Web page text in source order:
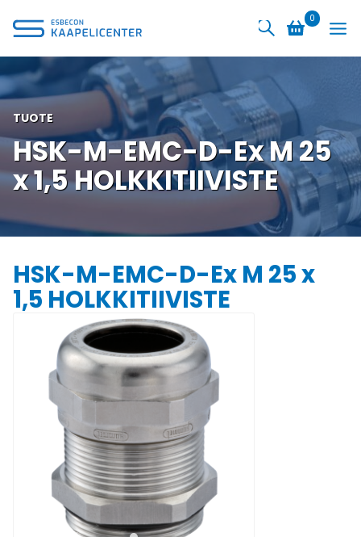
sisältöön
0
TUOTE
HSK-M-EMC-D-Ex M 25
x 1,5 HOLKKITIIVISTE
HSK-M-EMC-D-Ex M 25 x
1,5 HOLKKITIIVISTE